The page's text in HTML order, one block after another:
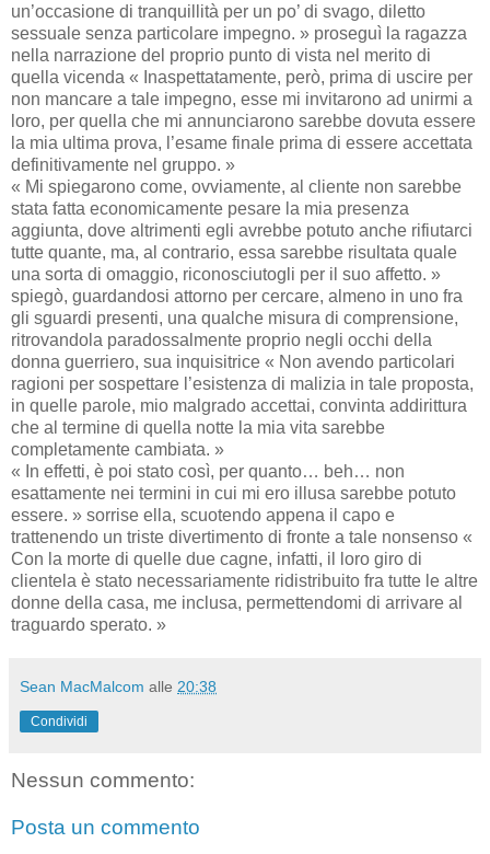
un’occasione di tranquillità per un po’ di svago, diletto
sessuale senza particolare impegno. » proseguì la ragazza
nella narrazione del proprio punto di vista nel merito di
quella vicenda « Inaspettatamente, però, prima di uscire per
non mancare a tale impegno, esse mi invitarono ad unirmi a
loro, per quella che mi annunciarono sarebbe dovuta essere
la mia ultima prova, l’esame finale prima di essere accettata
definitivamente nel gruppo. »
« Mi spiegarono come, ovviamente, al cliente non sarebbe
stata fatta economicamente pesare la mia presenza
aggiunta, dove altrimenti egli avrebbe potuto anche rifiutarci
tutte quante, ma, al contrario, essa sarebbe risultata quale
una sorta di omaggio, riconosciutogli per il suo affetto. »
spiegò, guardandosi attorno per cercare, almeno in uno fra
gli sguardi presenti, una qualche misura di comprensione,
ritrovandola paradossalmente proprio negli occhi della
donna guerriero, sua inquisitrice « Non avendo particolari
ragioni per sospettare l’esistenza di malizia in tale proposta,
in quelle parole, mio malgrado accettai, convinta addirittura
che al termine di quella notte la mia vita sarebbe
completamente cambiata. »
« In effetti, è poi stato così, per quanto… beh… non
esattamente nei termini in cui mi ero illusa sarebbe potuto
essere. » sorrise ella, scuotendo appena il capo e
trattenendo un triste divertimento di fronte a tale nonsenso «
Con la morte di quelle due cagne, infatti, il loro giro di
clientela è stato necessariamente ridistribuito fra tutte le altre
donne della casa, me inclusa, permettendomi di arrivare al
traguardo sperato. »
Sean MacMalcom alle 20:38
Condividi
Nessun commento:
Posta un commento